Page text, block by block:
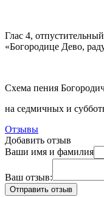
Глас 4,
«Богородице Дево,
Схема пения
на седмичных и
Отзывы
Добавить отзыв
Ваши имя и фамилия
Ваш отзыв: